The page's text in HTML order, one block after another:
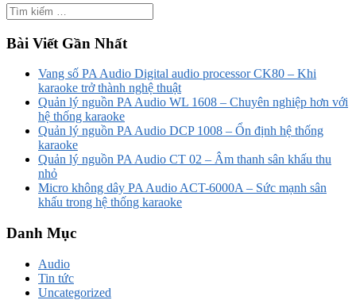
Bài Viết Gần Nhất
Vang số PA Audio Digital audio processor CK80 – Khi
karaoke trở thành nghệ thuật
Quản lý nguồn PA Audio WL 1608 – Chuyên nghiệp hơn với
hệ thống karaoke
Quản lý nguồn PA Audio DCP 1008 – Ổn định hệ thống
karaoke
Quản lý nguồn PA Audio CT 02 – Âm thanh sân khấu thu
nhỏ
Micro không dây PA Audio ACT-6000A – Sức mạnh sân
khấu trong hệ thống karaoke
Danh Mục
Audio
Tin tức
Uncategorized